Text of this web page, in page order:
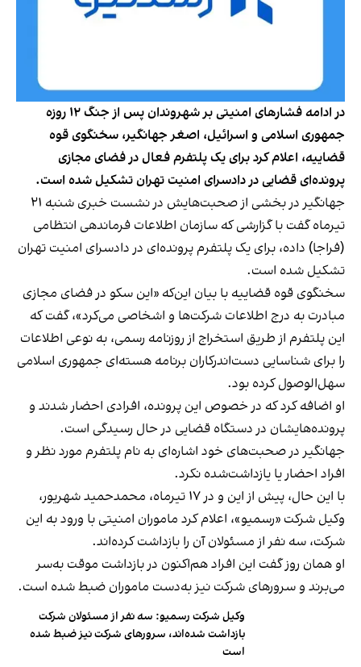
در ادامه فشارهای امنیتی بر شهروندان پس از جنگ ۱۲ روزه
جمهوری اسلامی و اسرائیل، اصغر جهانگیر، سخنگوی قوه
قضاییه، اعلام کرد برای یک پلتفرم فعال در فضای مجازی
پرونده‌ای قضایی در دادسرای امنیت تهران تشکیل شده است.
جهانگیر در بخشی از صحبت‌هایش در نشست خبری شنبه ۲۱
تیرماه گفت با گزارشی که سازمان اطلاعات فرماندهی انتظامی
(فراجا) داده، برای یک پلتفرم پرونده‌ای در دادسرای امنیت تهران
تشکیل شده است.
سخنگوی قوه قضاییه با بیان این‌که «این سکو در فضای مجازی
مبادرت به درج اطلاعات شرکت‌ها و اشخاصی می‌کرد»، گفت که
این پلتفرم از طریق استخراج از روزنامه رسمی، به نوعی اطلاعات
را برای شناسایی دست‌اندرکاران برنامه هسته‌ای جمهوری اسلامی
سهل‌الوصول کرده بود.
او اضافه کرد که در خصوص این پرونده، افرادی احضار شدند و
پرونده‌هایشان در دستگاه قضایی در حال رسیدگی است.
جهانگیر در صحبت‌های خود اشاره‌ای به نام پلتفرم مورد نظر و
افراد احضار یا یازداشت‌شده نکرد.
با این حال، پیش از این و در ۱۷ تیرماه، محمدحمید شهریور،
وکیل شرکت «رسمیو»، اعلام کرد ماموران امنیتی با ورود به این
شرکت، سه نفر از مسئولان آن را بازداشت کرده‌اند.
او همان روز گفت این افراد هم‌اکنون در بازداشت موقت به‌سر
می‌برند و سرورهای شرکت نیز به‌دست ماموران ضبط شده است.
وکیل شرکت رسمیو: سه نفر از مسئولان شرکت
بازداشت شده‌اند، سرورهای شرکت نیز ضبط شده
است